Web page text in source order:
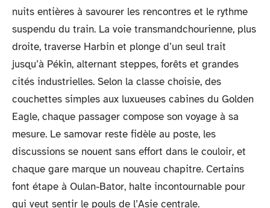
nuits entières à savourer les rencontres et le rythme
suspendu du train. La voie transmandchourienne, plus
droite, traverse Harbin et plonge d’un seul trait
jusqu’à Pékin, alternant steppes, forêts et grandes
cités industrielles. Selon la classe choisie, des
couchettes simples aux luxueuses cabines du Golden
Eagle, chaque passager compose son voyage à sa
mesure. Le samovar reste fidèle au poste, les
discussions se nouent sans effort dans le couloir, et
chaque gare marque un nouveau chapitre. Certains
font étape à Oulan-Bator, halte incontournable pour
qui veut sentir le pouls de l’Asie centrale.